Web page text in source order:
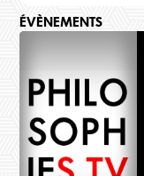
ÉVÈNEMENTS